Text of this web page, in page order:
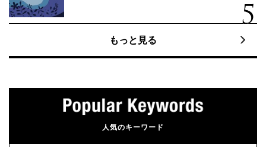
もっと見る
人気のキーワード